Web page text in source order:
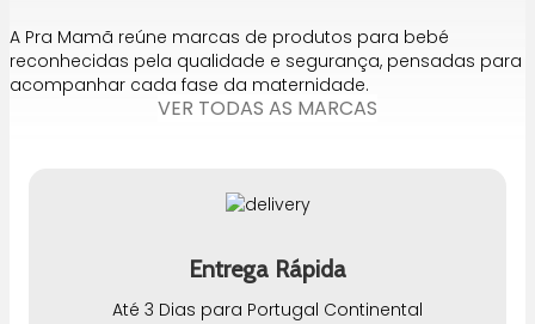
A Pra Mamã reúne marcas de produtos para bebé
reconhecidas pela qualidade e segurança, pensadas para
acompanhar cada fase da maternidade.
VER TODAS AS MARCAS
Entrega Rápida
Até 3 Dias para Portugal Continental